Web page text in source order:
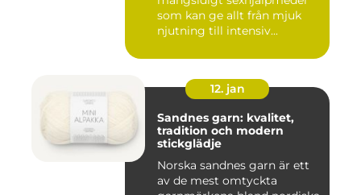
som kan ge allt från mjuk
njutning till intensiv...
12. jan
Sandnes garn: kvalitet,
tradition och modern
stickglädje
Norska sandnes garn är ett
av de mest omtyckta